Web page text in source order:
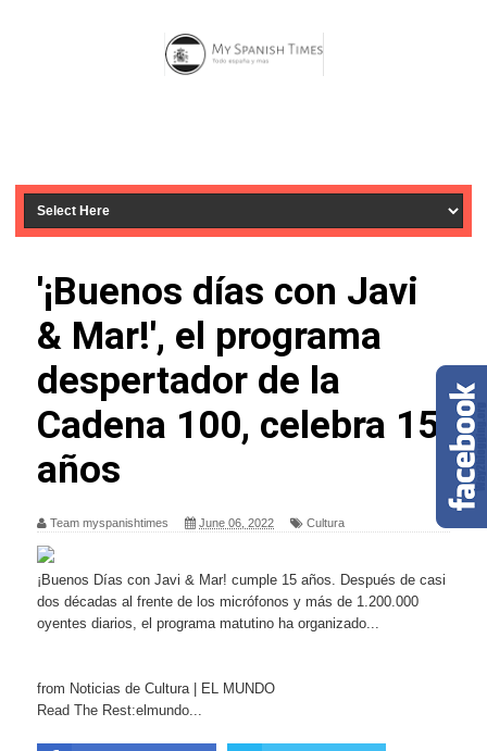
'¡Buenos días con Javi
& Mar!', el programa
despertador de la
Cadena 100, celebra 15
años
Team myspanishtimes June 06, 2022 Cultura
¡Buenos Días con Javi & Mar! cumple 15 años. Después de casi
dos décadas al frente de los micrófonos y más de 1.200.000
oyentes diarios, el programa matutino ha organizado...
from Noticias de Cultura | EL MUNDO
Read The Rest:elmundo...